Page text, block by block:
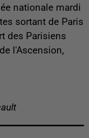
nationale mardi
sortant de Paris
des Parisiens
l'Ascension,